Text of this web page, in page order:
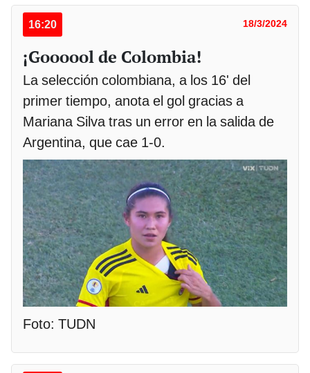
16:20 18/3/2024
¡Goooool de Colombia!
La selección colombiana, a los 16' del
primer tiempo, anota el gol gracias a
Mariana Silva tras un error en la salida de
Argentina, que cae 1-0.
Foto: TUDN